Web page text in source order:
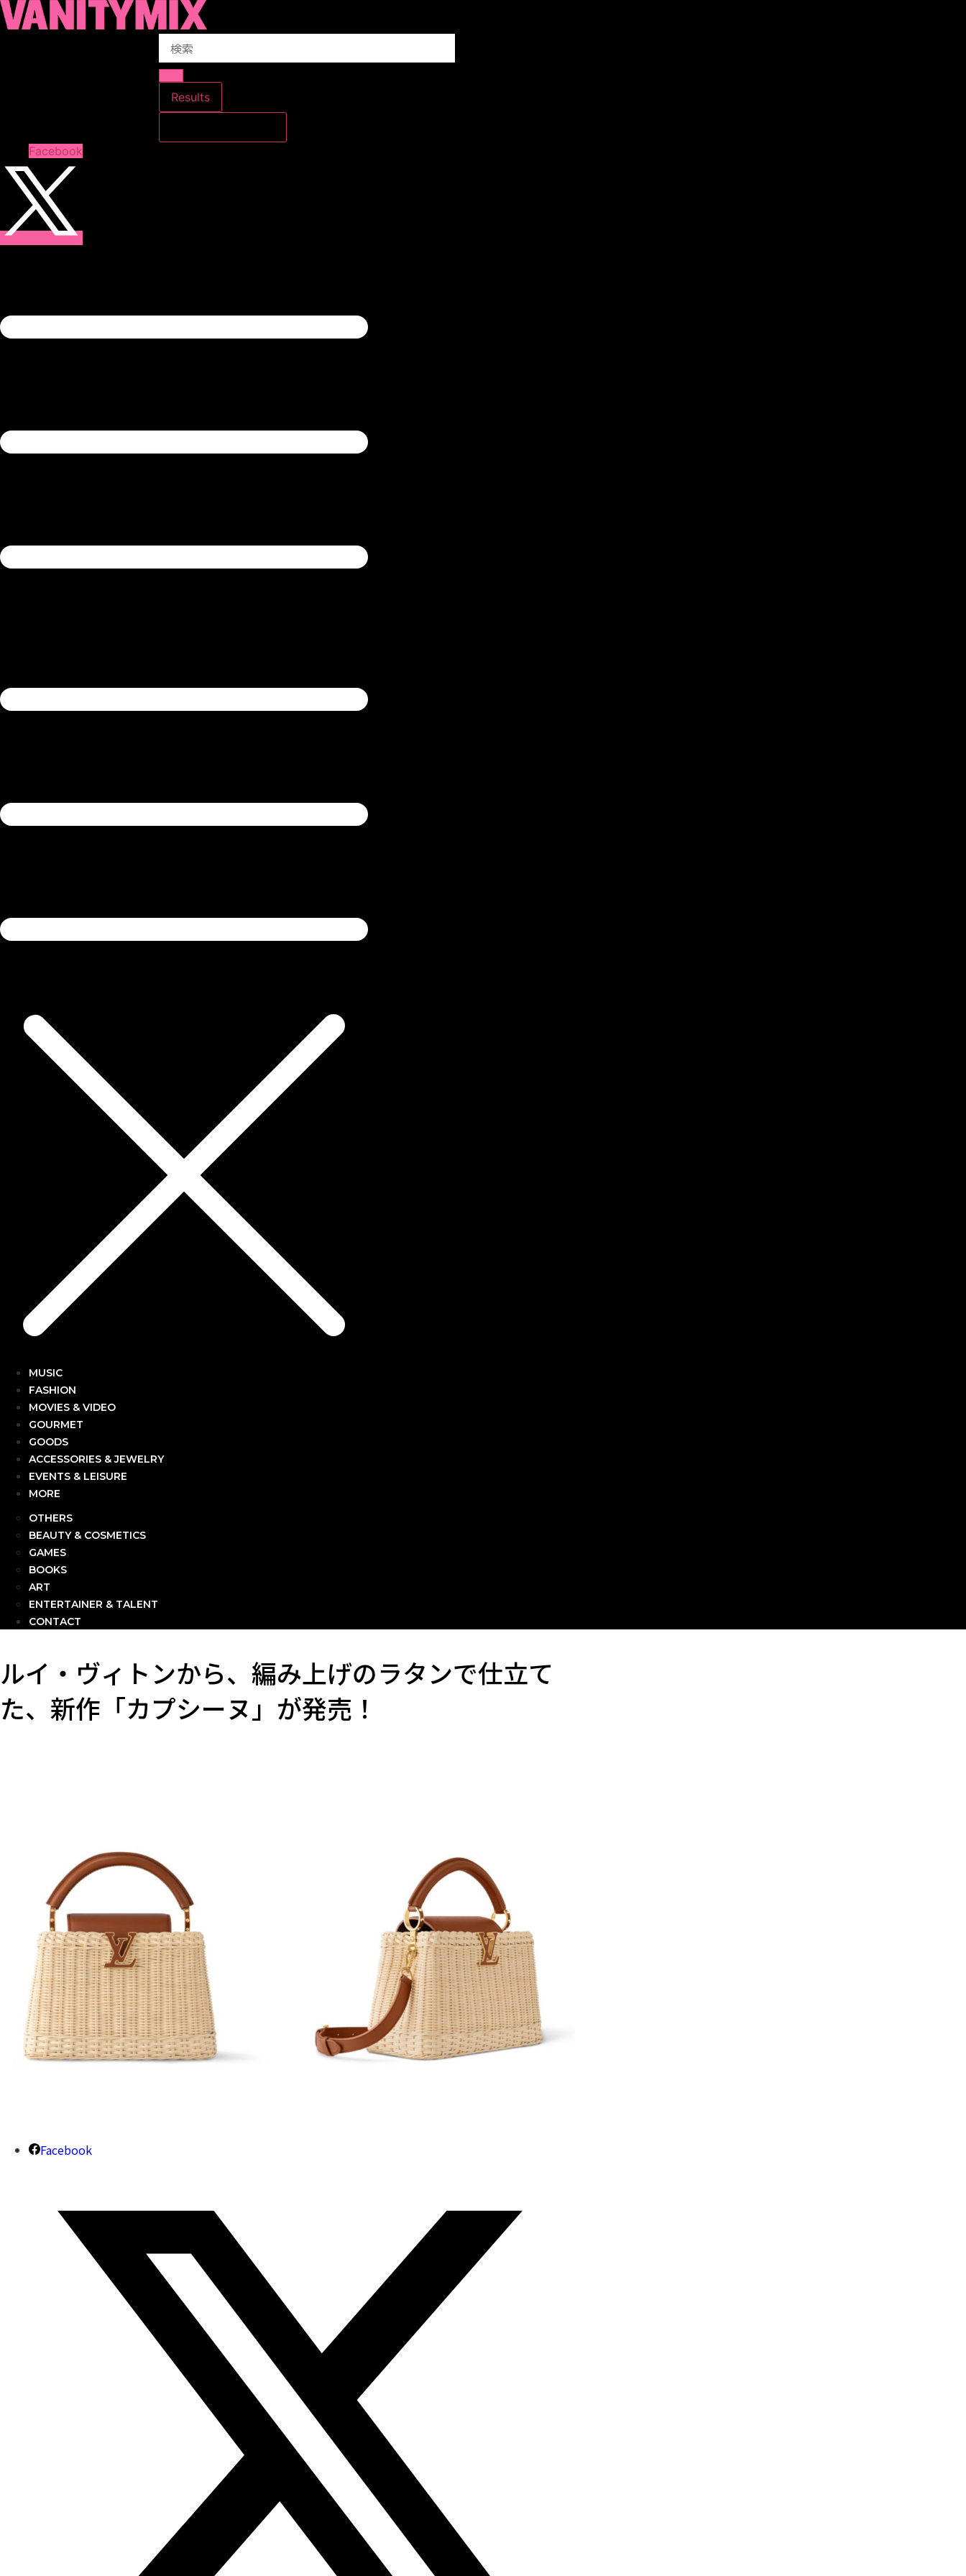
コ
ン
プ
Search
Results
Facebook
MUSIC
FASHION
MOVIES & VIDEO
GOURMET
GOODS
ACCESSORIES & JEWELRY
EVENTS & LEISURE
MORE
OTHERS
BEAUTY & COSMETICS
GAMES
BOOKS
ART
ENTERTAINER & TALENT
CONTACT
ルイ・ヴィトンから、編み上げのラタンで仕立て
た、新作「カプシーヌ」が発売！
Facebook